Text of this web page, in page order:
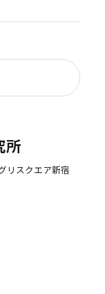
所
リスクエア新宿